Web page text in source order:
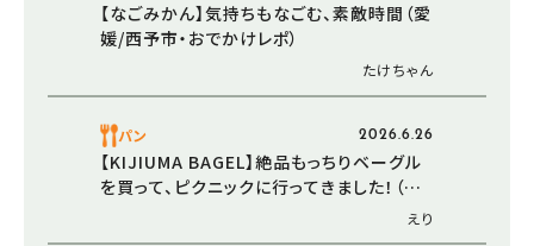
【なごみかん】気持ちもなごむ、素敵時間（愛
媛/西予市・おでかけレポ）
たけちゃん
パン 2026.6.26
【KIJIUMA BAGEL】絶品もっちりベーグル
を買って、ピクニックに行ってきました！（愛
えり